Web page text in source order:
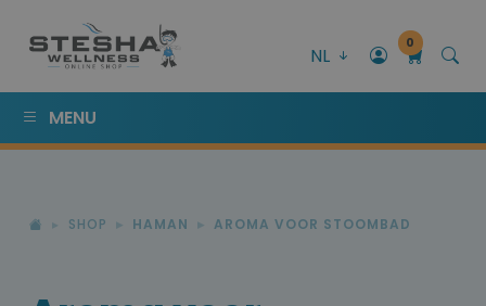
NL
0
MENU
SHOP HAMAN AROMA VOOR STOOMBAD